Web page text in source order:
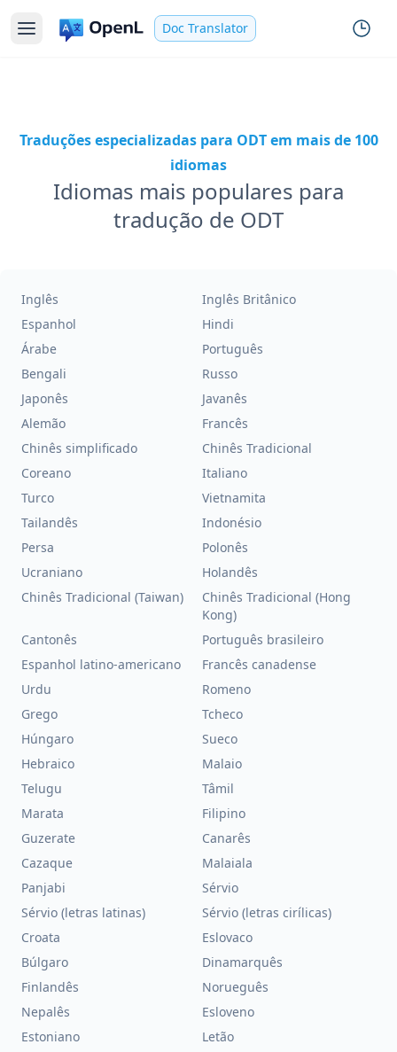
Doc Translator
Traduções especializadas para ODT em mais de 100
idiomas
Idiomas mais populares para
tradução de ODT
Inglês
Inglês Britânico
Espanhol
Hindi
Árabe
Português
Bengali
Russo
Japonês
Javanês
Alemão
Francês
Chinês simplificado
Chinês Tradicional
Coreano
Italiano
Turco
Vietnamita
Tailandês
Indonésio
Persa
Polonês
Ucraniano
Holandês
Chinês Tradicional (Taiwan)
Chinês Tradicional (Hong
Kong)
Cantonês
Português brasileiro
Espanhol latino-americano
Francês canadense
Urdu
Romeno
Grego
Tcheco
Húngaro
Sueco
Hebraico
Malaio
Telugu
Tâmil
Marata
Filipino
Guzerate
Canarês
Cazaque
Malaiala
Panjabi
Sérvio
Sérvio (letras latinas)
Sérvio (letras cirílicas)
Croata
Eslovaco
Búlgaro
Dinamarquês
Finlandês
Norueguês
Nepalês
Esloveno
Estoniano
Letão